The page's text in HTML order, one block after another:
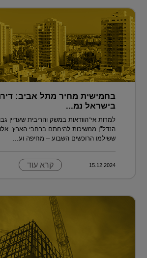
בישראל נמ...
למרות אי־הוודאות במשק והריבית שעדיין
הנדל"ן ממשיכות להיחתם ברחבי הארץ.
ששילמו הרוכשים השבוע – מחיפה וע...
15.12.2024 קרא עוד